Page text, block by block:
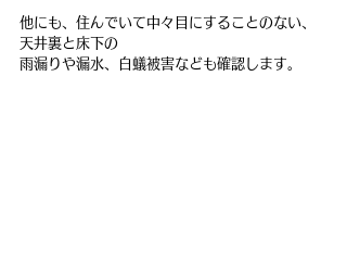
他にも、住んでいて中々目にすることのない、
天井裏と床下の
雨漏りや漏水、白蟻被害なども確認します。